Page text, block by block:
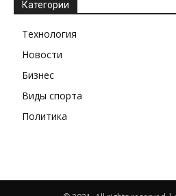
Категории
Технология
Новости
Бизнес
Виды спорта
Политика